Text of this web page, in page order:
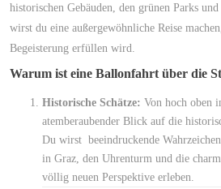
historischen Gebäuden, den grünen Parks und
wirst du eine außergewöhnliche Reise
Begeisterung erfüllen wird.
Warum ist eine Ballonfahrt über die
Historische Schätze: Von hoch oben
atemberaubender Blick auf die
Du wirst beeindruckende
in Graz, den Uhrenturm und die
völlig neuen Perspektive erleben.